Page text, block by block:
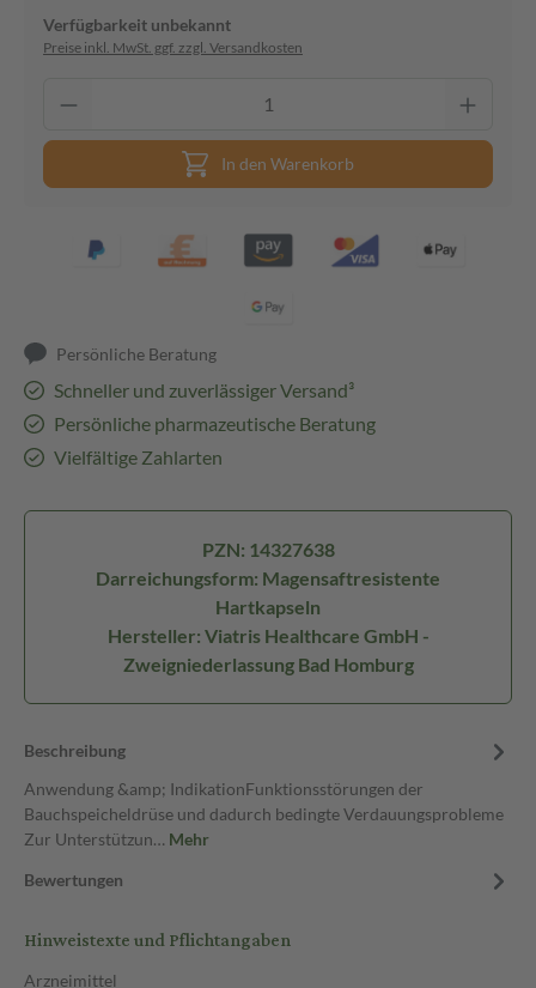
Verfügbarkeit unbekannt
Preise inkl. MwSt. ggf. zzgl. Versandkosten
In den Warenkorb
Persönliche Beratung
Schneller und zuverlässiger Versand³
Persönliche pharmazeutische Beratung
Vielfältige Zahlarten
PZN: 14327638
Darreichungsform: Magensaftresistente
Hartkapseln
Hersteller: Viatris Healthcare GmbH -
Zweigniederlassung Bad Homburg
Beschreibung
Anwendung &amp; IndikationFunktionsstörungen der
Bauchspeicheldrüse und dadurch bedingte Verdauungsprobleme
Zur Unterstützun… Mehr
Bewertungen
Hinweistexte und Pflichtangaben
Arzneimittel